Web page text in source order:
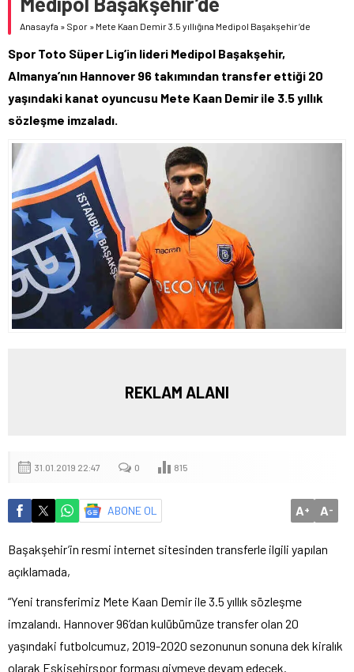
Anasayfa » Spor » Mete Kaan Demir 3.5 yıllığına Medipol Başakşehir’de
Spor Toto Süper Lig’in lideri Medipol Başakşehir,
Almanya’nın Hannover 96 takımından transfer ettiği 20
yaşındaki kanat oyuncusu Mete Kaan Demir ile 3.5 yıllık
sözleşme imzaladı.
REKLAM ALANI
31.01.2019 22:47 0 815
ABONE OL A+ A-
Başakşehir’in resmi internet sitesinden transferle ilgili yapılan
açıklamada,
“Yeni transferimiz Mete Kaan Demir ile 3.5 yıllık sözleşme
imzalandı. Hannover 96’dan kulübümüze transfer olan 20
yaşındaki futbolcumuz, 2019-2020 sezonunun sonuna dek kiralık
olarak Eskişehirspor forması giymeye devam edecek.